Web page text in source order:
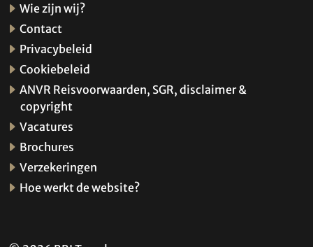
Wie zijn wij?
Contact
Privacybeleid
Cookiebeleid
ANVR Reisvoorwaarden, SGR, disclaimer &
copyright
Vacatures
Brochures
Verzekeringen
Hoe werkt de website?